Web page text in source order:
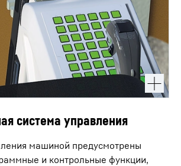
система управления
машиной предусмотрены
и контрольные функции,